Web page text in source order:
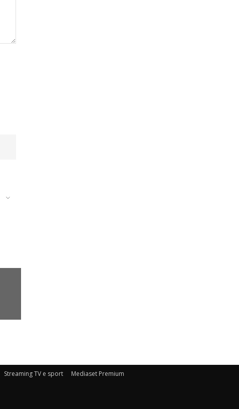
Streaming TV e sport
Mediaset Premium